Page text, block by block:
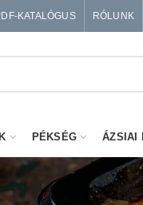
KATALÓGUS RÓLUNK
PÉKSÉG ÁZSIAI